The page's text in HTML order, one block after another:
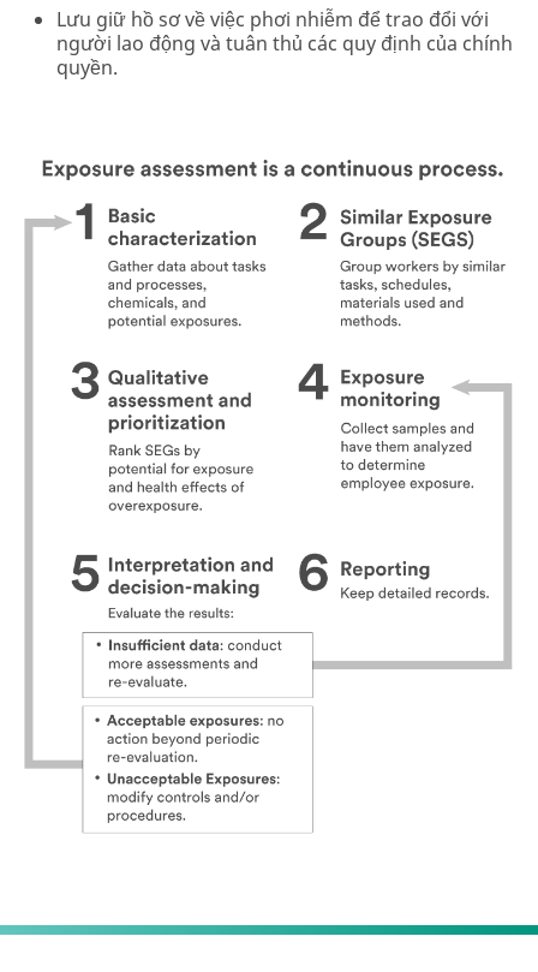
Lưu giữ hồ sơ về việc phơi nhiễm để trao đổi với
người lao động và tuân thủ các quy định của chính
quyền.